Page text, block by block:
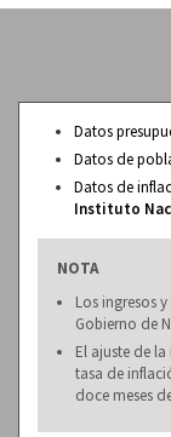
Datos
Datos de
Datos de
Instituto
NOTA
Los ingresos
Gobierno de
El ajuste de
tasa de
doce meses